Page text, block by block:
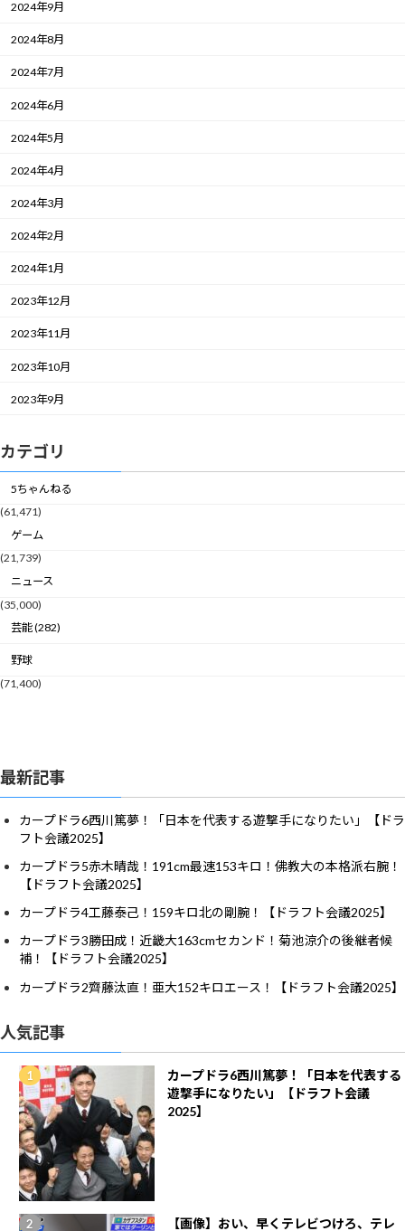
2024年9月
2024年8月
2024年7月
2024年6月
2024年5月
2024年4月
2024年3月
2024年2月
2024年1月
2023年12月
2023年11月
2023年10月
2023年9月
カテゴリ
5ちゃんねる
(61,471)
ゲーム
(21,739)
ニュース
(35,000)
芸能 (282)
野球
(71,400)
最新記事
カープドラ6西川篤夢！「日本を代表する遊撃手になりたい」【ドラ
フト会議2025】
カープドラ5赤木晴哉！191cm最速153キロ！佛教大の本格派右腕！
【ドラフト会議2025】
カープドラ4工藤泰己！159キロ北の剛腕！【ドラフト会議2025】
カープドラ3勝田成！近畿大163cmセカンド！菊池涼介の後継者候
補！【ドラフト会議2025】
カープドラ2齊藤汰直！亜大152キロエース！【ドラフト会議2025】
人気記事
カープドラ6西川篤夢！「日本を代表する
遊撃手になりたい」【ドラフト会議
2025】
【画像】おい、早くテレビつけろ、テレ